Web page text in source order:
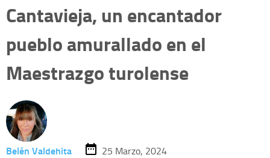
Cantavieja, un encantador
pueblo amurallado en el
Maestrazgo turolense
Belén Valdehita
25 Marzo, 2024